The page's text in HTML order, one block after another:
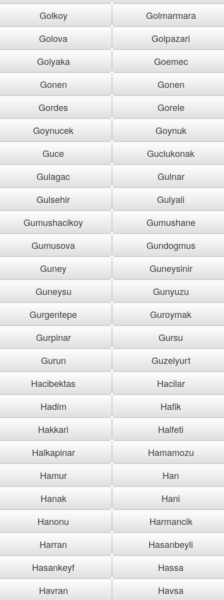
Golkoy
Golmarmara
Golova
Golpazari
Golyaka
Goemec
Gonen
Gonen
Gordes
Gorele
Goynucek
Goynuk
Guce
Guclukonak
Gulagac
Gulnar
Gulsehir
Gulyali
Gumushacikoy
Gumushane
Gumusova
Gundogmus
Guney
Guneysinir
Guneysu
Gunyuzu
Gurgentepe
Guroymak
Gurpinar
Gursu
Gurun
Guzelyurt
Hacibektas
Hacilar
Hadim
Hafik
Hakkari
Halfeti
Halkapinar
Hamamozu
Hamur
Han
Hanak
Hani
Hanonu
Harmancik
Harran
Hasanbeyli
Hasankeyf
Hassa
Havran
Havsa